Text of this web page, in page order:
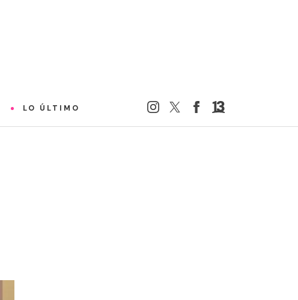
LO ÚLTIMO